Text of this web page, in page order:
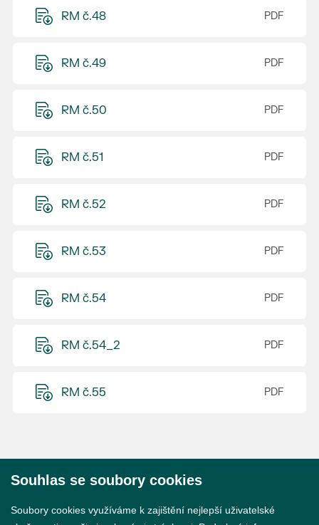
RM č.48
RM č.49
RM č.50
RM č.51
RM č.52
RM č.53
RM č.54
RM č.54_2
RM č.55
Souhlas se soubory cookies
Soubory cookies využíváme k zajištění nejlepší uživatelské